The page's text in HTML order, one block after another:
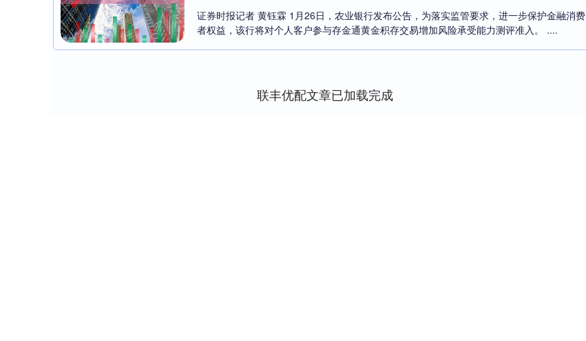
证券时报记者 黄钰霖 1月26日，农业银行发布公告，为落实监管要求，进一步保护金融消费
者权益，该行将对个人客户参与存金通黄金积存交易增加风险承受能力测评准入。 ....
联丰优配文章已加载完成